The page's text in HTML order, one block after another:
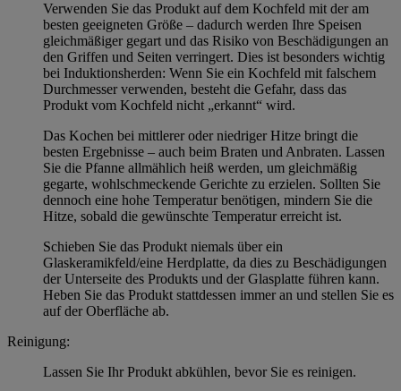
Verwenden Sie das Produkt auf dem Kochfeld mit der am
besten geeigneten Größe – dadurch werden Ihre Speisen
gleichmäßiger gegart und das Risiko von Beschädigungen an
den Griffen und Seiten verringert. Dies ist besonders wichtig
bei Induktionsherden: Wenn Sie ein Kochfeld mit falschem
Durchmesser verwenden, besteht die Gefahr, dass das
Produkt vom Kochfeld nicht „erkannt“ wird.
Das Kochen bei mittlerer oder niedriger Hitze bringt die
besten Ergebnisse – auch beim Braten und Anbraten. Lassen
Sie die Pfanne allmählich heiß werden, um gleichmäßig
gegarte, wohlschmeckende Gerichte zu erzielen. Sollten Sie
dennoch eine hohe Temperatur benötigen, mindern Sie die
Hitze, sobald die gewünschte Temperatur erreicht ist.
Schieben Sie das Produkt niemals über ein
Glaskeramikfeld/eine Herdplatte, da dies zu Beschädigungen
der Unterseite des Produkts und der Glasplatte führen kann.
Heben Sie das Produkt stattdessen immer an und stellen Sie es
auf der Oberfläche ab.
Reinigung:
Lassen Sie Ihr Produkt abkühlen, bevor Sie es reinigen.